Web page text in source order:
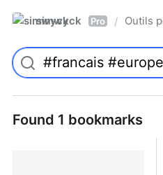
simwyck Pro / Outils
Found 1 bookmarks